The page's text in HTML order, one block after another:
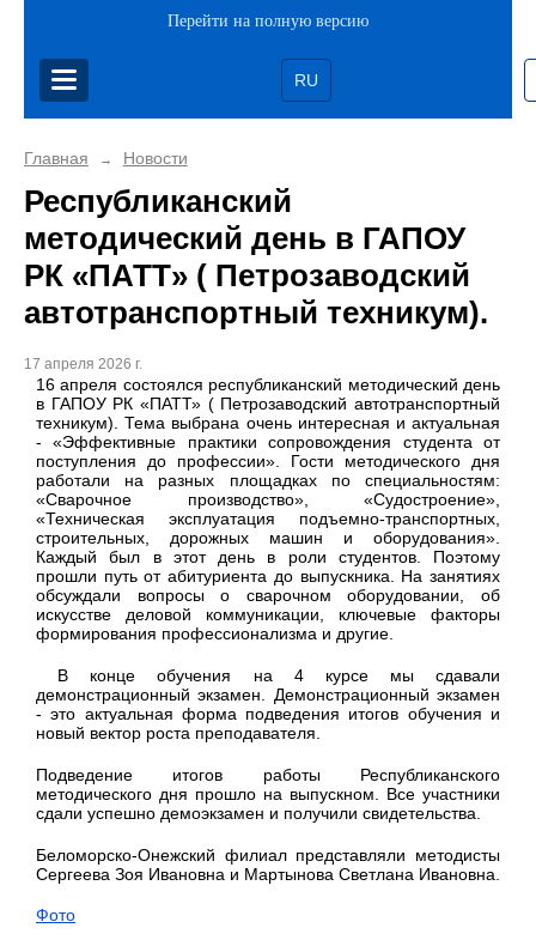
Перейти на полную версию
RU
Главная → Новости
Республиканский
методический день в ГАПОУ
РК «ПАТТ» ( Петрозаводский
автотранспортный техникум).
17 апреля 2026 г.
16 апреля состоялся республиканский методический день
в ГАПОУ РК «ПАТТ» ( Петрозаводский автотранспортный
техникум). Тема выбрана очень интересная и актуальная
- «Эффективные практики сопровождения студента от
поступления до профессии». Гости методического дня
работали на разных площадках по специальностям:
«Сварочное производство», «Судостроение»,
«Техническая эксплуатация подъемно-транспортных,
строительных, дорожных машин и оборудования».
Каждый был в этот день в роли студентов. Поэтому
прошли путь от абитуриента до выпускника. На занятиях
обсуждали вопросы о сварочном оборудовании, об
искусстве деловой коммуникации, ключевые факторы
формирования профессионализма и другие.
В конце обучения на 4 курсе мы сдавали
демонстрационный экзамен. Демонстрационный экзамен
- это актуальная форма подведения итогов обучения и
новый вектор роста преподавателя.
Подведение итогов работы Республиканского
методического дня прошло на выпускном. Все участники
сдали успешно демоэкзамен и получили свидетельства.
Беломорско-Онежский филиал представляли методисты
Сергеева Зоя Ивановна и Мартынова Светлана Ивановна.
Фото